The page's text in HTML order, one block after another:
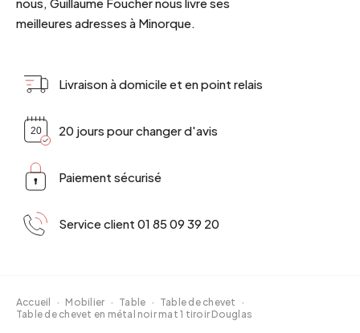
meilleures adresses à Minorque.
Livraison à domicile et en point relais
20 jours pour changer d'avis
Paiement sécurisé
Service client 01 85 09 39 20
Accueil · Mobilier · Table · Table de chevet
·
Table de chevet en métal noir mat 1 tiroir Douglas